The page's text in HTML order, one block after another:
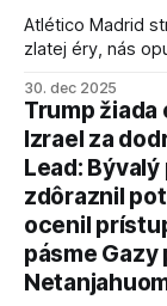
Atlético Madrid
zlatej éry, nás
30. dec 2025
Trump žiada
Izrael za
Lead:
zdôraznil
ocenil
pásme